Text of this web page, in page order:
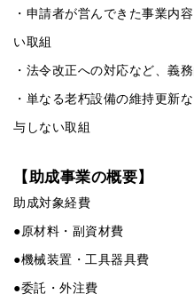
・申請者が営んできた事業内
い取組
・法令改正への対応など、義
・単なる老朽設備の維持更新
与しない取組
【助成事業の概要】
助成対象経費
●原材料・副資材費
●機械装置・工具器具費
●委託・外注費